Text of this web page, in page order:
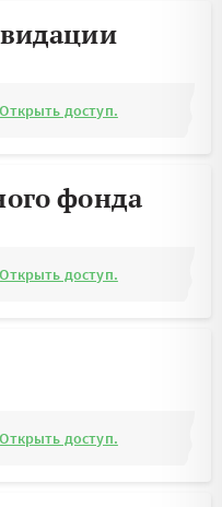
Открыть доступ.
фонда
Открыть доступ.
Открыть доступ.